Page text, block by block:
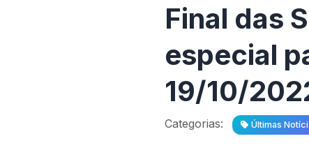
Final das
especial
19/10/
Categorias: Últimas